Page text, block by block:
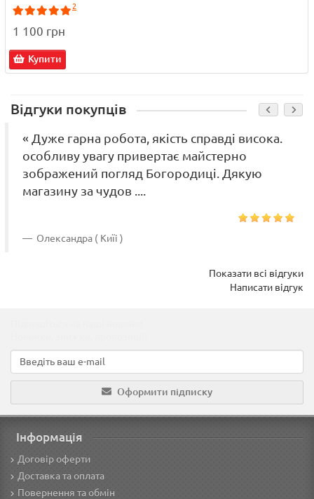
2
1 100 грн
Купити
Відгуки покупців
« Дуже гарна робота, якість справді висока.
особливу увагу привертає майстерно
зображений погляд Богородиці. Дякую
магазину за чудов ....
Олександра ( Киїі )
Показати всі відгуки
Написати відгук
Оформити підписку
Інформація
Договір оферти
Доставка та оплата
Повернення та обмін